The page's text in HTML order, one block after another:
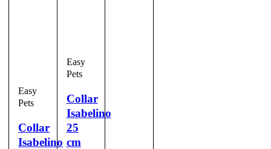
Easy
Pets
Collar
Isabelino
Easy
Pets
Collar
Isabelino
25
cm